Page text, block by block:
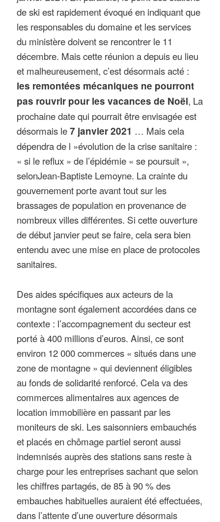
de ski est rapidement évoqué en indiquant que
les responsables du domaine et les services
du ministère doivent se rencontrer le 11
décembre. Mais cette réunion a depuis eu lieu
et malheureusement, c’est désormais acté :
les remontées mécaniques ne pourront
pas rouvrir pour les vacances de Noël, La
prochaine date qui pourrait être envisagée est
désormais le7 janvier 2021 … Mais cela
dépendra de l »évolution de la crise sanitaire :
« si le reflux » de l’épidémie « se poursuit »,
selonJean-Baptiste Lemoyne. La crainte du
gouvernement porte avant tout sur les
brassages de population en provenance de
nombreux villes différentes. Si cette ouverture
de début janvier peut se faire, cela sera bien
entendu avec une mise en place de protocoles
sanitaires.
Des aides spécifiques aux acteurs de la
montagne sont également accordées dans ce
contexte : l’accompagnement du secteur est
porté à 400 millions d’euros. Ainsi, ce sont
environ 12 000 commerces « situés dans une
zone de montagne » qui deviennent éligibles
au fonds de solidarité renforcé. Cela va des
commerces alimentaires aux agences de
location immobilière en passant par les
moniteurs de ski. Les saisonniers embauchés
et placés en chômage partiel seront aussi
indemnisés auprès des stations sans reste à
charge pour les entreprises sachant que selon
les chiffres partagés, de 85 à 90 % des
embauches habituelles auraient été effectuées,
dans l’attente d’une ouverture désormais